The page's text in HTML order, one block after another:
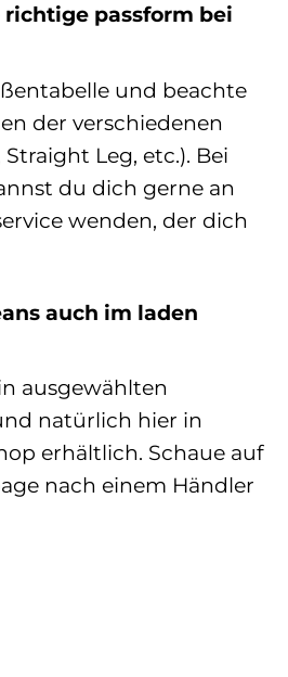
passform bei
und beachte
der verschiedenen
Leg, etc.). Bei
du dich gerne an
wenden, der dich
auch im laden
ausgewählten
natürlich hier in
erhältlich. Schaue auf
nach einem Händler